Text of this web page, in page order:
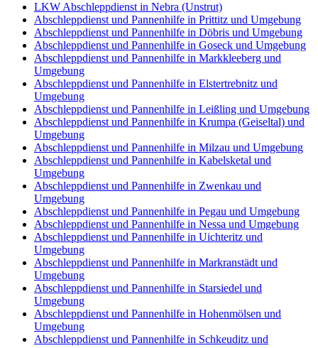
LKW Abschleppdienst in Nebra (Unstrut)
Abschleppdienst und Pannenhilfe in Prittitz und Umgebung
Abschleppdienst und Pannenhilfe in Döbris und Umgebung
Abschleppdienst und Pannenhilfe in Goseck und Umgebung
Abschleppdienst und Pannenhilfe in Markkleeberg und
Umgebung
Abschleppdienst und Pannenhilfe in Elstertrebnitz und
Umgebung
Abschleppdienst und Pannenhilfe in Leißling und Umgebung
Abschleppdienst und Pannenhilfe in Krumpa (Geiseltal) und
Umgebung
Abschleppdienst und Pannenhilfe in Milzau und Umgebung
Abschleppdienst und Pannenhilfe in Kabelsketal und
Umgebung
Abschleppdienst und Pannenhilfe in Zwenkau und
Umgebung
Abschleppdienst und Pannenhilfe in Pegau und Umgebung
Abschleppdienst und Pannenhilfe in Nessa und Umgebung
Abschleppdienst und Pannenhilfe in Uichteritz und
Umgebung
Abschleppdienst und Pannenhilfe in Markranstädt und
Umgebung
Abschleppdienst und Pannenhilfe in Starsiedel und
Umgebung
Abschleppdienst und Pannenhilfe in Hohenmölsen und
Umgebung
Abschleppdienst und Pannenhilfe in Schkeuditz und